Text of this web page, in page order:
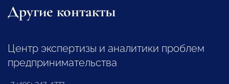
Другие контакты
Центр экспертизы и аналитики проблем
предпринимательства